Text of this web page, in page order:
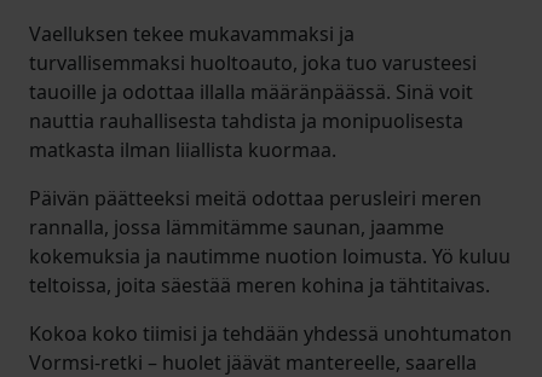
Vaelluksen tekee mukavammaksi ja
turvallisemmaksi huoltoauto, joka tuo varusteesi
tauoille ja odottaa illalla määränpäässä. Sinä voit
nauttia rauhallisesta tahdista ja monipuolisesta
matkasta ilman liiallista kuormaa.
Päivän päätteeksi meitä odottaa perusleiri meren
rannalla, jossa lämmitämme saunan, jaamme
kokemuksia ja nautimme nuotion loimusta. Yö kuluu
teltoissa, joita säestää meren kohina ja tähtitaivas.
Kokoa koko tiimisi ja tehdään yhdessä unohtumaton
Vormsi-retki – huolet jäävät mantereelle, saarella